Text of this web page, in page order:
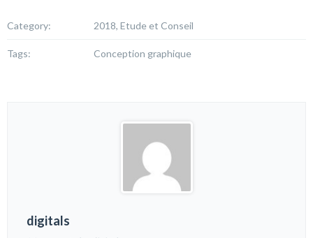
Category: 2018, Etude et Conseil
Tags: Conception graphique
digitals